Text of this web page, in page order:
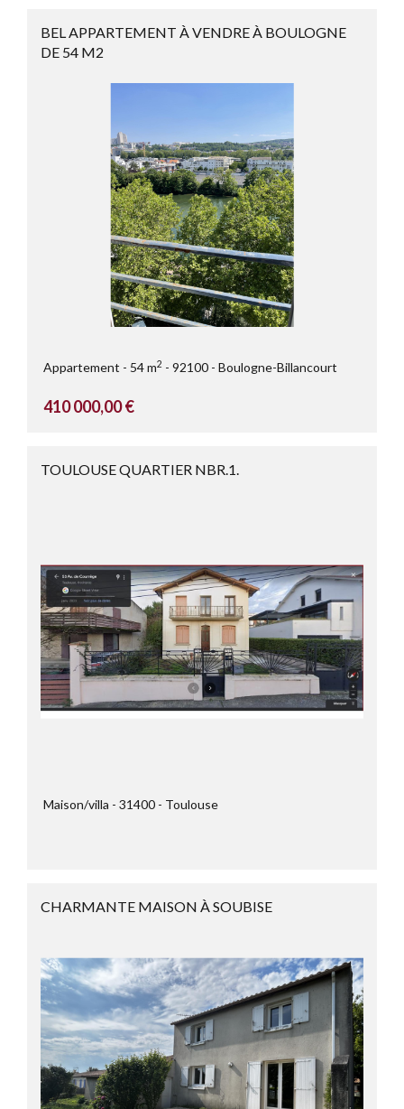
BEL APPARTEMENT À VENDRE À BOULOGNE
DE 54 M2
Appartement 54 m2 92100 Boulogne-Billancourt
410 000,00 €
TOULOUSE QUARTIER NBR.1.
Maison/villa 31400 Toulouse
CHARMANTE MAISON À SOUBISE